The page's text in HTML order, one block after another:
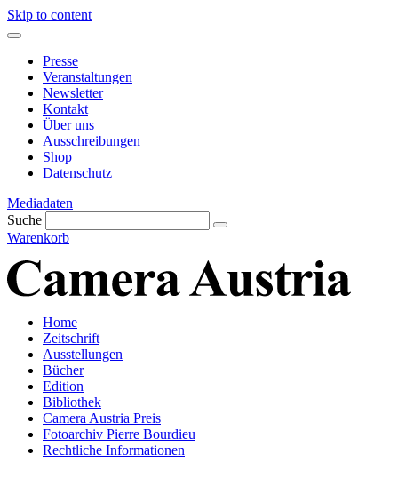
Skip to content
Presse
Veranstaltungen
Newsletter
Kontakt
Über uns
Ausschreibungen
Shop
Datenschutz
Mediadaten
Suche
Warenkorb
Home
Zeitschrift
Ausstellungen
Bücher
Edition
Bibliothek
Camera Austria Preis
Fotoarchiv Pierre Bourdieu
Rechtliche Informationen